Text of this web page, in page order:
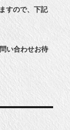
すので、下記
い合わせお待